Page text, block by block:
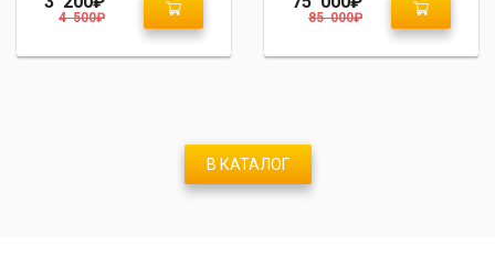
4 500₽ 85 000₽
В КАТАЛОГ